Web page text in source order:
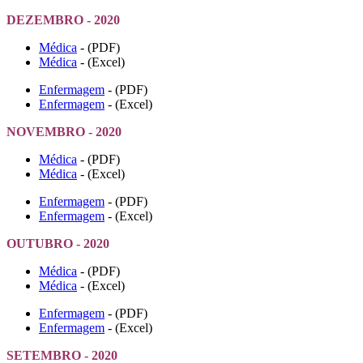
DEZEMBRO - 2020
Médica - (PDF)
Médica - (Excel)
Enfermagem - (PDF)
Enfermagem - (Excel)
NOVEMBRO - 2020
Médica - (PDF)
Médica - (Excel)
Enfermagem - (PDF)
Enfermagem - (Excel)
OUTUBRO - 2020
Médica - (PDF)
Médica - (Excel)
Enfermagem - (PDF)
Enfermagem - (Excel)
SETEMBRO - 2020